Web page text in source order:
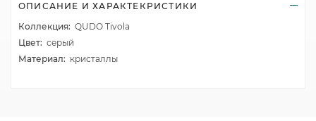
ОПИСАНИЕ И ХАРАКТЕКРИСТИКИ
Коллекция: QUDO Tivola
Цвет: серый
Материал: кристаллы